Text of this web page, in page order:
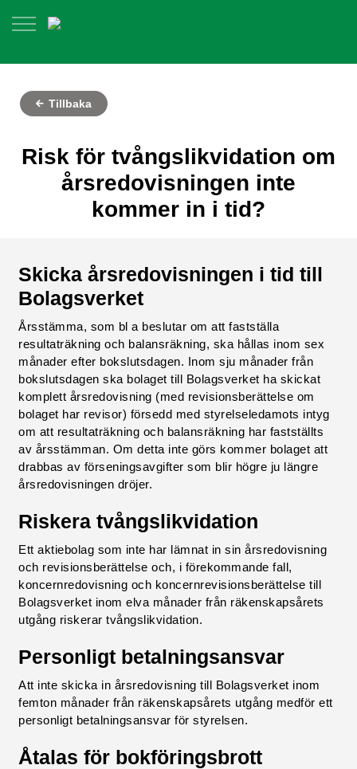
Tillbaka
Risk för tvångslikvidation om
årsredovisningen inte
kommer in i tid?
Skicka årsredovisningen i tid till
Bolagsverket
Årsstämma, som bl a beslutar om att fastställa
resultaträkning och balansräkning, ska hållas inom sex
månader efter bokslutsdagen. Inom sju månader från
bokslutsdagen ska bolaget till Bolagsverket ha skickat
komplett årsredovisning (med revisionsberättelse om
bolaget har revisor) försedd med styrelseledamots intyg
om att resultaträkning och balansräkning har fastställts
av årsstämman. Om detta inte görs kommer bolaget att
drabbas av förseningsavgifter som blir högre ju längre
årsredovisningen dröjer.
Riskera tvångslikvidation
Ett aktiebolag som inte har lämnat in sin årsredovisning
och revisionsberättelse och, i förekommande fall,
koncernredovisning och koncernrevisionsberättelse till
Bolagsverket inom elva månader från räkenskapsårets
utgång riskerar tvångslikvidation.
Personligt betalningsansvar
Att inte skicka in årsredovisning till Bolagsverket inom
femton månader från räkenskapsårets utgång medför ett
personligt betalningsansvar för styrelsen.
Åtalas för bokföringsbrott